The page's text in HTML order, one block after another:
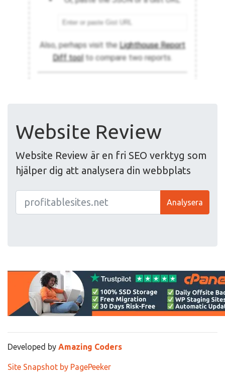
Website Review
Website Review är en fri SEO verktyg som
hjälper dig att analysera din webbplats
Analysera
Developed by Amazing Coders
Site Snapshot by PagePeeker